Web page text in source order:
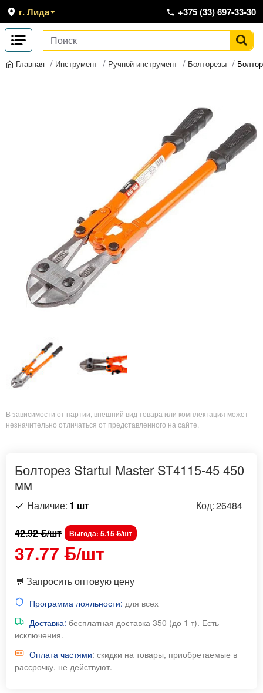
г. Лида +375 (33) 697-33-30
Главная Инструмент Ручной инструмент Болторезы
В зависимости от партии, внешний вид товара или комплектация может
незначительно отличаться от представленного на сайте.
Болторез Startul Master ST4115-45 450
мм
37.77 ƃ/шт
42.92 ƃ/шт Выгода: 5.15 ƃ/шт
Наличие: 1 шт Код:26484
💬 Запросить оптовую цену
Программа лояльности: для всех
Доставка: бесплатная доставка 350 (до 1 т). Есть
исключения.
Оплата частями: скидки на товары, приобретаемые в
рассрочку, не действуют.